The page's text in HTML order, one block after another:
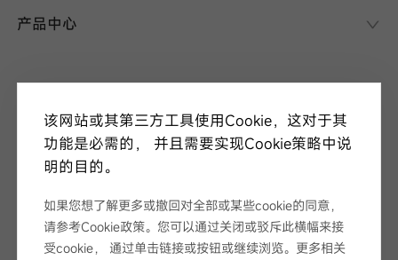
产品中心
异质结组件
项目案例
走进华晟
研发实力
华晟荣誉
视频
新闻中心
新闻资讯
展会论坛
该网站或其第三方工具使用Cookie，这对于其
功能是必需的， 并且需要实现Cookie策略中说
明的目的。
如果您想了解更多或撤回对全部或某些cookie的同意，
请参考Cookie政策。您可以通过关闭或驳斥此横幅来接
受cookie， 通过单击链接或按钮或继续浏览。更多相关